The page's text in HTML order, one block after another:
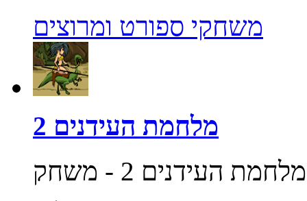
משחקי ספורט ומרוצים
מלחמת העידנים 2